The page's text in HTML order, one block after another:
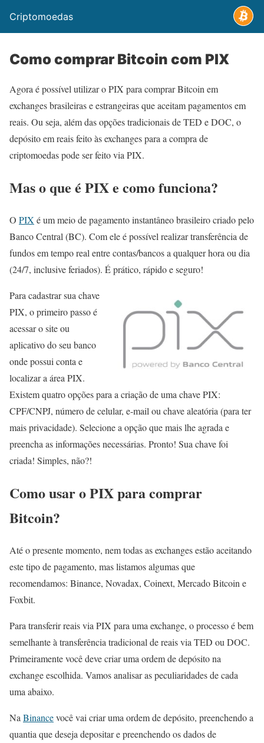
Criptomoedas
Como comprar Bitcoin com PIX
Agora é possível utilizar o PIX para comprar Bitcoin em
exchanges brasileiras e estrangeiras que aceitam pagamentos em
reais. Ou seja, além das opções tradicionais de TED e DOC, o
depósito em reais feito às exchanges para a compra de
criptomoedas pode ser feito via PIX.
Mas o que é PIX e como funciona?
O PIX é um meio de pagamento instantâneo brasileiro criado pelo
Banco Central (BC). Com ele é possível realizar transferência de
fundos em tempo real entre contas/bancos a qualquer hora ou dia
(24/7, inclusive feriados). É prático, rápido e seguro!
Para cadastrar sua chave
PIX, o primeiro passo é
acessar o site ou
aplicativo do seu banco
onde possui conta e
localizar a área PIX.
Existem quatro opções para a criação de uma chave PIX:
CPF/CNPJ, número de celular, e-mail ou chave aleatória (para ter
mais privacidade). Selecione a opção que mais lhe agrada e
preencha as informações necessárias. Pronto! Sua chave foi
criada! Simples, não?!
Como usar o PIX para comprar
Bitcoin?
Até o presente momento, nem todas as exchanges estão aceitando
este tipo de pagamento, mas listamos algumas que
recomendamos: Binance, Novadax, Coinext, Mercado Bitcoin e
Foxbit.
Para transferir reais via PIX para uma exchange, o processo é bem
semelhante à transferência tradicional de reais via TED ou DOC.
Primeiramente você deve criar uma ordem de depósito na
exchange escolhida. Vamos analisar as peculiaridades de cada
uma abaixo.
Na Binancevocê vai criar uma ordem de depósito, preenchendo a
quantia que deseja depositar e preenchendo os dados de